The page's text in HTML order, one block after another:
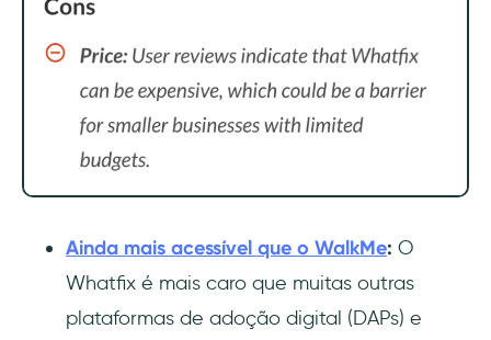
Ainda mais acessível que o WalkMe: O
Whatfix é mais caro que muitas outras
plataformas de adoção digital (DAPs) e